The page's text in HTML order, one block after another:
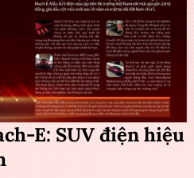
E: SUV điện hiệu